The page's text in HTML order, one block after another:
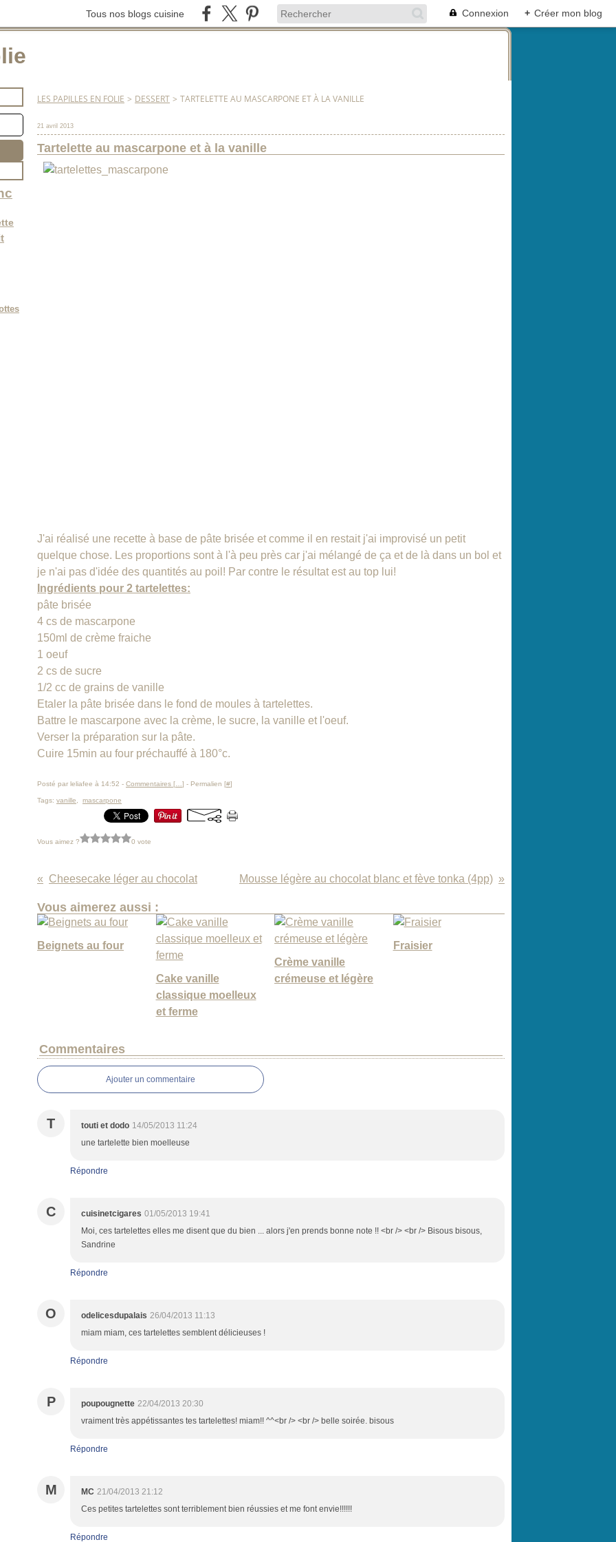
Tous nos blogs cuisine Connexion + Créer mon blog
LES PAPILLES EN FOLIE > DESSERT > TARTELETTE AU MASCARPONE ET À LA VANILLE
21 avril 2013
Tartelette au mascarpone et à la vanille
J'ai réalisé une recette à base de pâte brisée et comme il en restait j'ai improvisé un petit
quelque chose. Les proportions sont à l'à peu près car j'ai mélangé de ça et de là dans un bol et
je n'ai pas d'idée des quantités au poil! Par contre le résultat est au top lui!
Ingrédients pour 2 tartelettes:
pâte brisée
4 cs de mascarpone
150ml de crème fraiche
1 oeuf
2 cs de sucre
1/2 cc de grains de vanille
Etaler la pâte brisée dans le fond de moules à tartelettes.
Battre le mascarpone avec la crème, le sucre, la vanille et l'oeuf.
Verser la préparation sur la pâte.
Cuire 15min au four préchauffé à 180°c.
Posté par leliafee à 14:52 - Commentaires [ ] - Permalien [#]
Tags: vanille mascarpone
Vous aimez ? 0 vote
Cheesecake léger au chocolat Mousse légère au chocolat blanc et fève tonka (4pp)
Vous aimerez aussi :
Beignets au four
Cake vanille
classique moelleux
et ferme
Crème vanille
crémeuse et légère
Fraisier
Commentaires
Ajouter un commentaire
T touti et dodo 14/05/2013 11:24
une tartelette bien moelleuse
Répondre
C cuisinetcigares 01/05/2013 19:41
Moi, ces tartelettes elles me disent que du bien ... alors j'en prends bonne note !! <br /> <br /> Bisous bisous,
Sandrine
Répondre
O odelicesdupalais 26/04/2013 11:13
miam miam, ces tartelettes semblent délicieuses !
Répondre
P poupougnette 22/04/2013 20:30
vraiment très appétissantes tes tartelettes! miam!! ^^<br /> <br /> belle soirée. bisous
Répondre
M MC 21/04/2013 21:12
Ces petites tartelettes sont terriblement bien réussies et me font envie!!!!!!
Répondre